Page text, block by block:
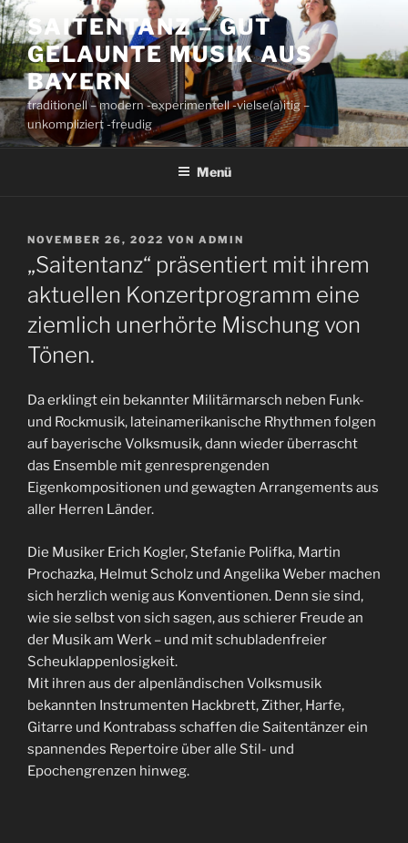
Zum
Inhalt
springen
SAITENTANZ – GUT
GELAUNTE MUSIK AUS
BAYERN
traditionell – modern -experimentell -vielse(a)itig –
unkompliziert -freudig
Menü
VERÖFFENTLICHT
AM
NOVEMBER 26, 2022 VON ADMIN
„Saitentanz“ präsentiert mit ihrem
aktuellen Konzertprogramm eine
ziemlich unerhörte Mischung von
Tönen.
Da erklingt ein bekannter Militärmarsch neben Funk-
und Rockmusik, lateinamerikanische Rhythmen folgen
auf bayerische Volksmusik, dann wieder überrascht
das Ensemble mit genresprengenden
Eigenkompositionen und gewagten Arrangements aus
aller Herren Länder.
Die Musiker Erich Kogler, Stefanie Polifka, Martin
Prochazka, Helmut Scholz und Angelika Weber machen
sich herzlich wenig aus Konventionen. Denn sie sind,
wie sie selbst von sich sagen, aus schierer Freude an
der Musik am Werk – und mit schubladenfreier
Scheuklappenlosigkeit.
Mit ihren aus der alpenländischen Volksmusik
bekannten Instrumenten Hackbrett, Zither, Harfe,
Gitarre und Kontrabass schaffen die Saitentänzer ein
spannendes Repertoire über alle Stil- und
Epochengrenzen hinweg.